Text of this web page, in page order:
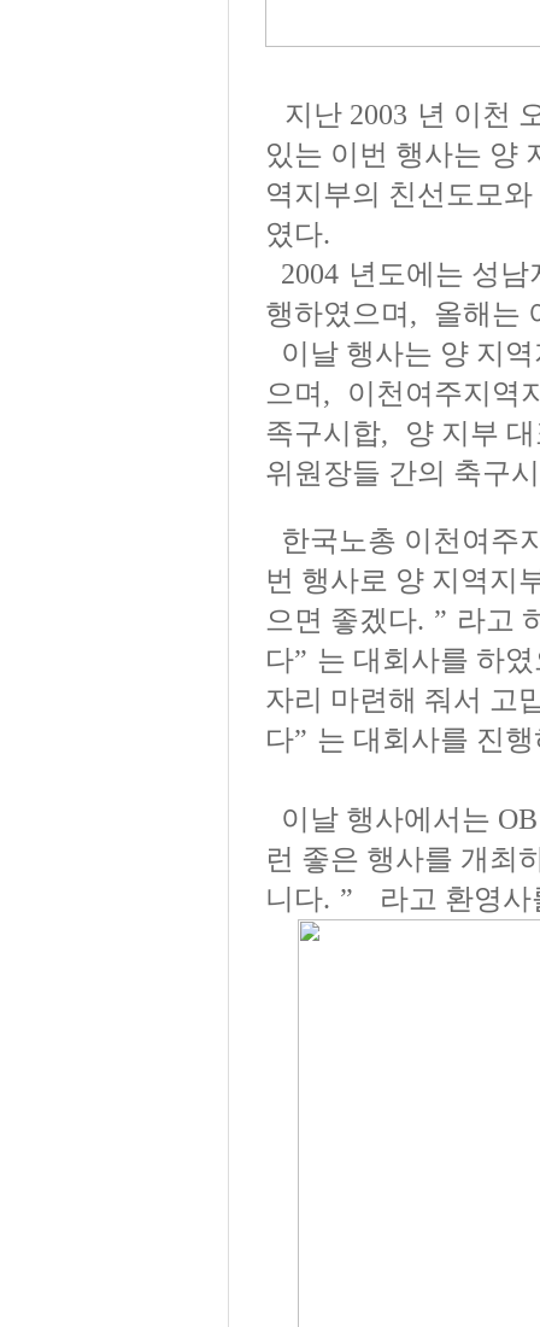
지난 2003 년 이천
있는 이번 행사는 양
역지부의 친선도모
였다.
2004 년도에는 성
행하였으며 ,
올해는
이날 행사는 양 지
으며 ,
이천여주지역
족구시합,
양 지부
위원장들 간의 축구
한국노총 이천여주
번 행사로 양 지역지
으면 좋겠다. ” 라고
다” 는 대회사를 하
자리 마련해 줘서 고
다” 는 대회사를 진
이날 행사에서는 OB
런 좋은 행사를 개최
니다. ” 라고 환영